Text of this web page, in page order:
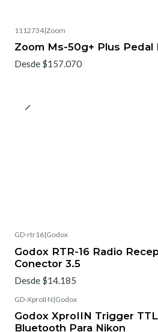
1112734|Zoom
Zoom Ms-50g+ Plus
Desde $157.070
GD-rtr16|Godox
Godox RTR-16 Radio
Conector 3.5
Desde $14.185
GD-XproII N |Godox
Godox XproIIN Trigger
Bluetooth Para Nikon